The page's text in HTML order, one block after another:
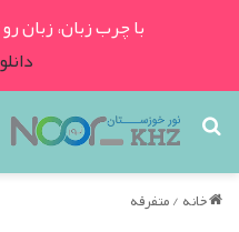
با چرب زبان، زبان
جستجو
برای
خانه/متفرقه